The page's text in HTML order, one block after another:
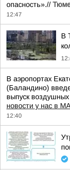
опасность».//
12:47
В
В аэропортах
(Баландино)
выпуск
новости у нас в
12:40